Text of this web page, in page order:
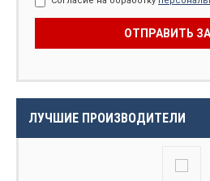
ЛУЧШИЕ ПРОИЗВОДИТЕЛИ